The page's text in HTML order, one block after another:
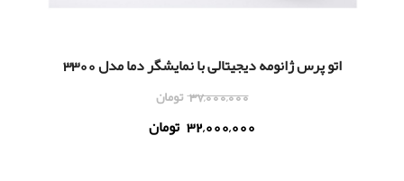
اتو پرس ژانومه دیجیتالی با نمایشگر دما مدل 3300
37,000,000 تومان
32,000,000 تومان